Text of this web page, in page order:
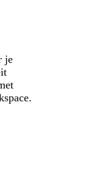
je